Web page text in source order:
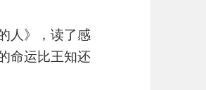
人》，读了感
命运比王知还